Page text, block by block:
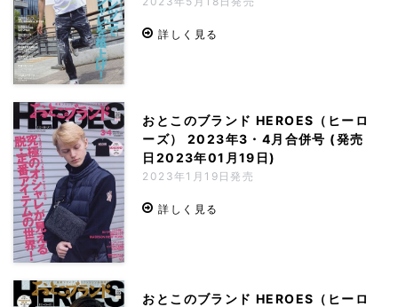
詳しく見る
おとこのブランド HEROES（ヒーロ
ーズ） 2023年3・4月合併号 (発売
日2023年01月19日)
2023年1月19日発売
詳しく見る
おとこのブランド HEROES（ヒーロ